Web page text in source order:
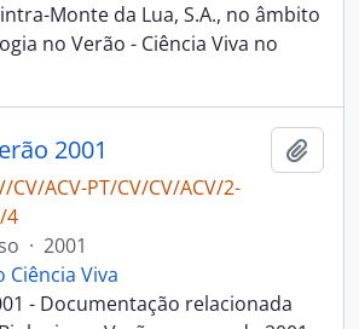
Monte da Lua, S.A., no âmbito
no Verão - Ciência Viva no
2001
CV/ACV-PT/CV/CV/ACV/2-
4
· 2001
Ciência Viva
- Documentação relacionada